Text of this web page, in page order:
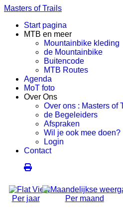
Masters of Trails
Start pagina
MTB en meer
Mountainbike kleding
de Mountainbike
Buitencode
MTB Routes
Agenda
MoT foto
Over Ons
Over ons : Masters of
de Begeleiders
Afspraken
Wil je ook mee doen?
Login
Contact
Per jaar Per maand